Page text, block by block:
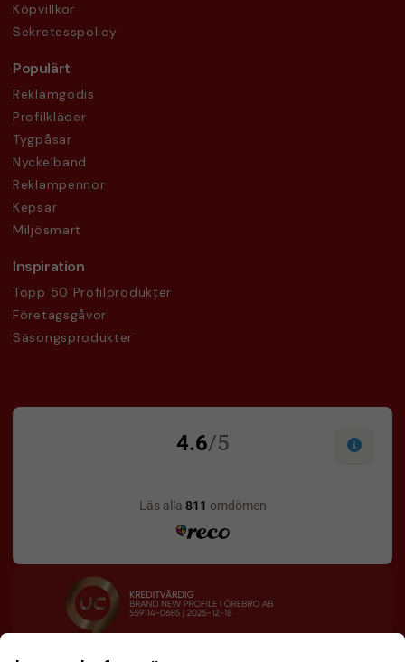
Köpvillkor
Sekretesspolicy
Populärt
Reklamgodis
Profilkläder
Tygpåsar
Nyckelband
Reklampennor
Kepsar
Miljösmart
Inspiration
Topp 50 Profilprodukter
Företagsgåvor
Säsongsprodukter